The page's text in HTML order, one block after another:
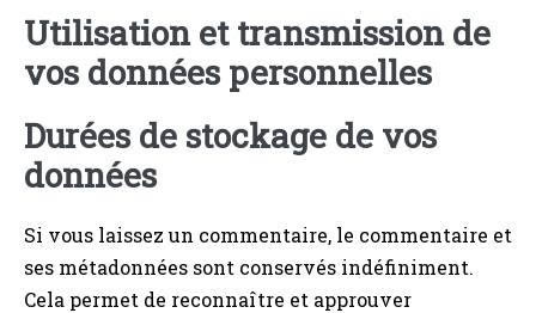
Utilisation et transmission de
vos données personnelles
Durées de stockage de vos
données
Si vous laissez un commentaire, le commentaire et
ses métadonnées sont conservés indéfiniment.
Cela permet de reconnaître et approuver